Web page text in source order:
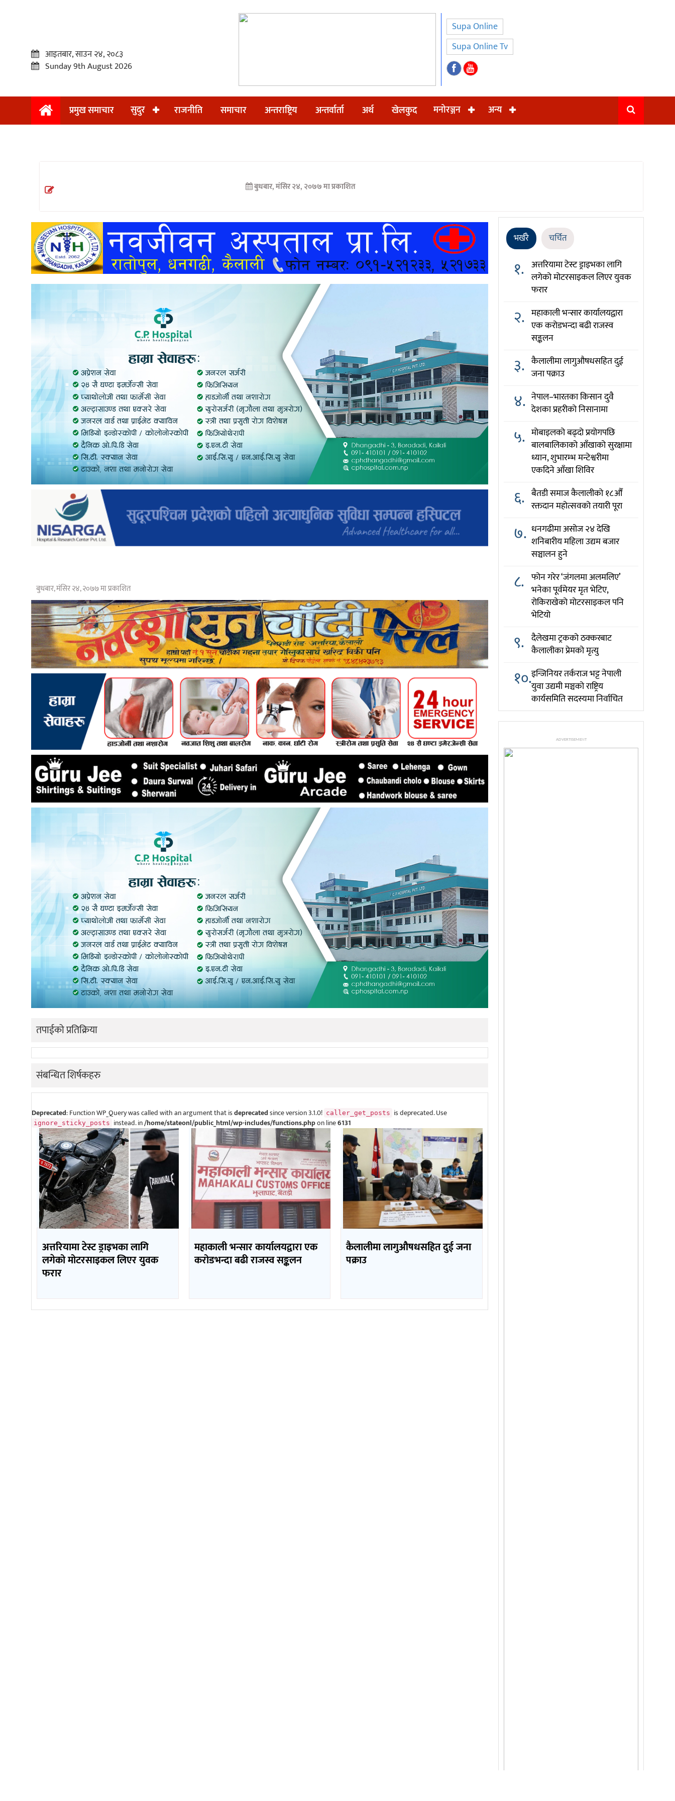
प्रमुख
अन्तराष्ट्रिय
अन्तर्वार्ता
खेलकुद
आइतबार, साउन २४, २०८३
Sunday 9th August 2026
Supa Online
Supa Online Tv
प्रमुख समाचार सुदुर राजनीति समाचार अन्तराष्ट्रिय अन्तर्वार्ता अर्थ खेलकुद मनोरञ्जन अन्य
बुधबार, मंसिर २४, २०७७ मा प्रकाशित
बुधबार, मंसिर २४, २०७७ मा प्रकाशित
तपाईको प्रतिक्रिया
संबन्धित शिर्षकहरु
Deprecated: Function WP_Query was called with an argument that isdeprecatedsince version 3.1.0! caller_get_posts is deprecated. Use
ignore_sticky_posts instead. in/home/stateonl/public_html/wp-includes/functions.phpon line6131
अत्तरियामा टेस्ट ड्राइभका लागि
लगेको मोटरसाइकल लिएर युवक
फरार
महाकाली भन्सार कार्यालयद्वारा एक
करोडभन्दा बढी राजस्व सङ्कलन
कैलालीमा लागुऔषधसहित दुई जना
पक्राउ
भर्खरै चर्चित
१. अत्तरियामा टेस्ट ड्राइभका लागि
लगेको मोटरसाइकल लिएर युवक
फरार
२. महाकाली भन्सार कार्यालयद्वारा
एक करोडभन्दा बढी राजस्व
सङ्कलन
३. कैलालीमा लागुऔषधसहित दुई
जना पक्राउ
४. नेपाल–भारतका किसान दुवै
देशका प्रहरीको निसानामा
५. मोबाइलको बढ्दो प्रयोगपछि
बालबालिकाको आँखाको सुरक्षामा
ध्यान, शुभारम्भ मन्टेश्वरीमा
एकदिने आँखा शिविर
६. बैतडी समाज कैलालीको १८औँ
रक्तदान महोत्सवको तयारी पूरा
७. धनगढीमा असोज २४ देखि
शनिबारीय महिला उद्यम बजार
सञ्चालन हुने
८. फोन गरेर ‘जंगलमा अलमलिए’
भनेका पूर्वमेयर मृत भेटिए,
रोकिराखेको मोटरसाइकल पनि
भेटियो
९. दैलेखमा ट्रकको ठक्करबाट
कैलालीका प्रेमको मृत्यु
१०.इन्जिनियर तर्कराज भट्ट नेपाली
युवा उद्यमी मञ्चको राष्ट्रिय
कार्यसमिति सदस्यमा निर्वाचित
ADVERTISEMENT